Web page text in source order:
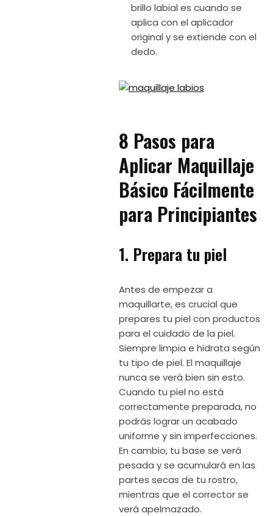
brillo labial es cuando se
aplica con el aplicador
original y se extiende con el
dedo.
8 Pasos para
Aplicar Maquillaje
Básico Fácilmente
para Principiantes
1. Prepara tu piel
Antes de empezar a
maquillarte, es crucial que
prepares tu piel con productos
para el cuidado de la piel.
Siempre limpia e hidrata según
tu tipo de piel. El maquillaje
nunca se verá bien sin esto.
Cuando tu piel no está
correctamente preparada, no
podrás lograr un acabado
uniforme y sin imperfecciones.
En cambio, tu base se verá
pesada y se acumulará en las
partes secas de tu rostro,
mientras que el corrector se
verá apelmazado.